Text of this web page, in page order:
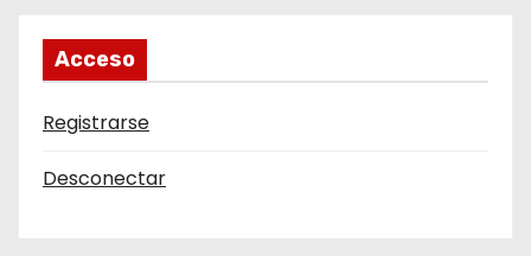
Acceso
Registrarse
Desconectar